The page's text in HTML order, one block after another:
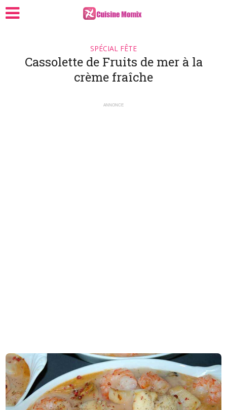
SPÉCIAL FÊTE
Cassolette de Fruits de mer à la
crème fraîche
ANNONCE